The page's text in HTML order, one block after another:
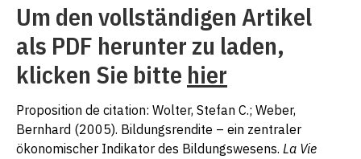
Um den vollständigen Artikel
als PDF herunter zu laden,
klicken Sie bitte hier
Proposition de citation: Wolter, Stefan C.; Weber,
Bernhard (2005). Bildungsrendite – ein zentraler
ökonomischer Indikator des Bildungswesens. La Vie